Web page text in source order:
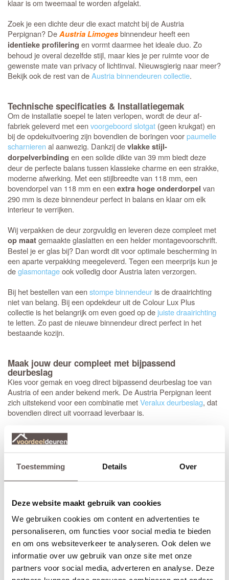
Toestemming Details Over
Deze website maakt gebruik van cookies
We gebruiken cookies om content en advertenties te
personaliseren, om functies voor social media te bieden
en om ons websiteverkeer te analyseren. Ook delen we
informatie over uw gebruik van onze site met onze
partners voor social media, adverteren en analyse. Deze
klaar is om tweemaal te worden afgelakt.
Zoek je een dichte deur die exact matcht bij de Austria
Perpignan? DeAustria Limogesbinnendeur heeft een
identieke profilering en vormt daarmee het ideale duo. Zo
behoud je overal dezelfde stijl, maar kies je per ruimte voor de
gewenste mate van privacy of lichtinval. Nieuwsgierig naar meer?
Bekijk ook de rest van deAustria binnendeuren collectie.
Technische specificaties & Installatiegemak
Om de installatie soepel te laten verlopen, wordt de deur af-
fabriek geleverd met eenvoorgeboord slotgat (geen krukgat) en
bij de opdekuitvoering zijn bovendien de boringen voorpaumelle
scharnieren al aanwezig. Dankzij devlakke stijl-
dorpelverbinding en een solide dikte van 39 mm biedt deze
deur de perfecte balans tussen klassieke charme en een strakke,
moderne afwerking. Met een stijlbreedte van 118 mm, een
bovendorpel van 118 mm en eenextra hoge onderdorpel van
290 mm is deze binnendeur perfect in balans en klaar om elk
interieur te verrijken.
Wij verpakken de deur zorgvuldig en leveren deze compleet met
op maatgemaakte glaslatten en een helder montagevoorschrift.
Bestel je er glas bij? Dan wordt dit voor optimale bescherming in
een aparte verpakking meegeleverd. Tegen een meerprijs kun je
deglasmontageook volledig door Austria laten verzorgen.
Bij het bestellen van eenstompe binnendeur is de draairichting
niet van belang. Bij een opdekdeur uit de Colour Lux Plus
collectie is het belangrijk om even goed op de juiste draairichting
te letten. Zo past de nieuwe binnendeur direct perfect in het
bestaande kozijn.
Maak jouw deur compleet met bijpassend
deurbeslag
Kies voor gemak en voeg direct bijpassend deurbeslag toe van
Austria of een ander bekend merk. De Austria Perpignan leent
zich uitstekend voor een combinatie metVeralux deurbeslag, dat
bovendien direct uit voorraad leverbaar is.
Het advies is om stompe deuren altijd af te hangen met drie
scharnieren. Meestal wordt gekozen voor een
kogellagerscharnier met ronde hoeken. Met het juiste
gereedschap, zoals een freesmal, worden deze uitsparingen snel
en vakkundig ingefreesd voor een strak resultaat.
de hal en de woonkamer, zeker als de voordeur niet volledig
tochtvrij sluit. Voor slaapkamers is een valdorpel handig om geluid
te dempen. Houd er rekening mee dat de luchtventilatie bij een
gesloten deur vermindert; dit is de afweging bij de keuze voor een
tochtvaldorpel.
Inkorten of op maat bestellen?